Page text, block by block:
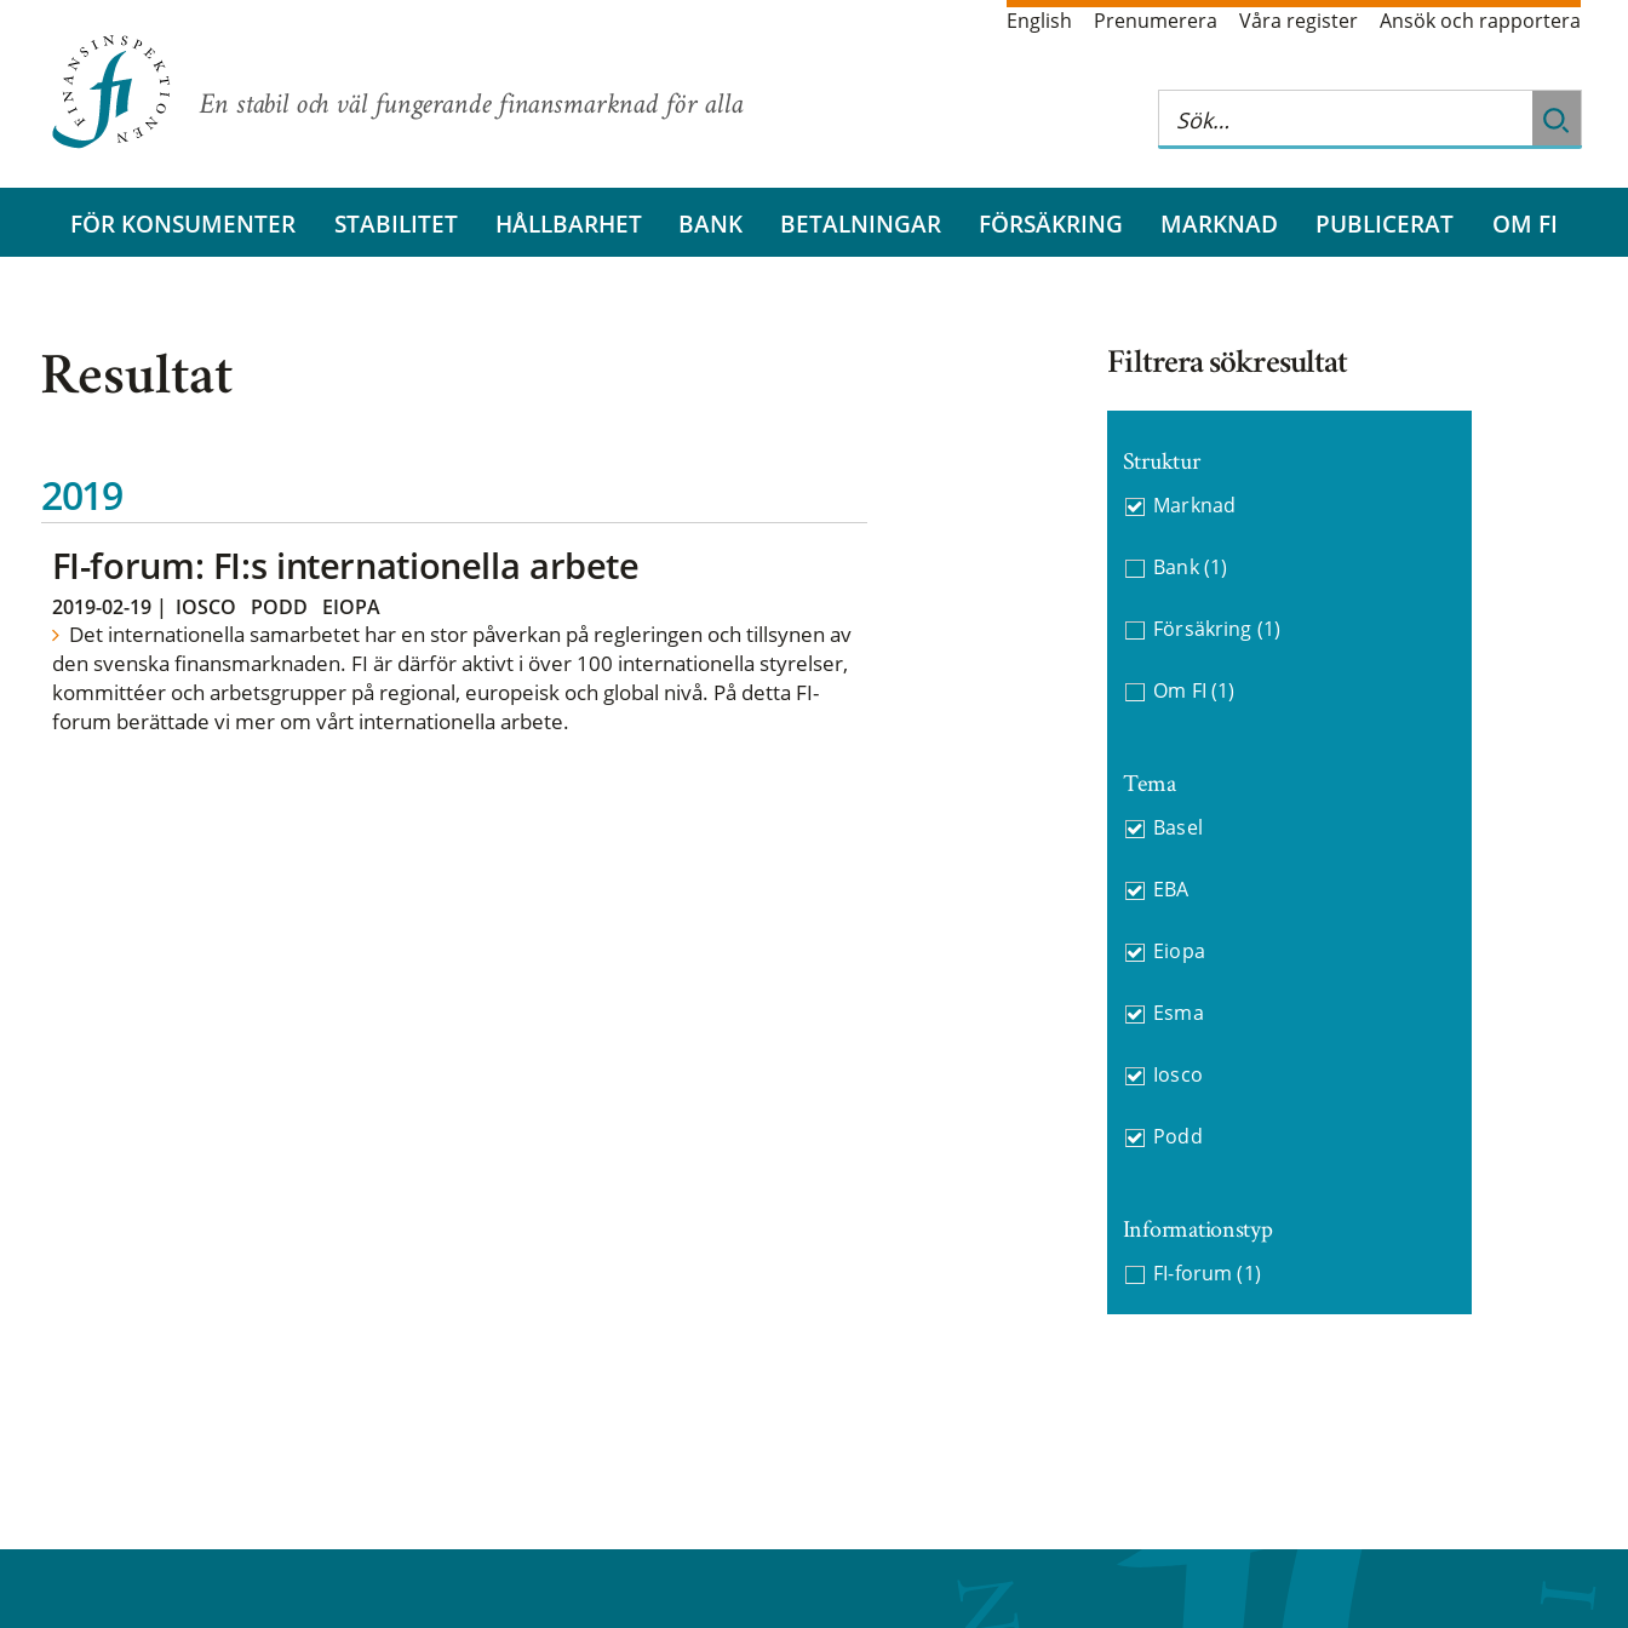
En stabil och väl fungerande finansmarknad för alla
English Prenumerera Våra register Ansök och rapportera
FÖR KONSUMENTER STABILITET HÅLLBARHET BANK BETALNINGAR FÖRSÄKRING MARKNAD PUBLICERAT OM FI
Resultat
2019
FI-forum: FI:s internationella arbete
2019-02-19| IOSCO PODD EIOPA
Det internationella samarbetet har en stor påverkan på regleringen och tillsynen av
den svenska finansmarknaden. FI är därför aktivt i över 100 internationella styrelser,
kommittéer och arbetsgrupper på regional, europeisk och global nivå. På detta FI-
forum berättade vi mer om vårt internationella arbete.
Filtrera sökresultat
Struktur
Marknad
Bank (1)
Försäkring (1)
Om FI (1)
Tema
Basel
EBA
Eiopa
Esma
Iosco
Podd
Informationstyp
FI-forum (1)